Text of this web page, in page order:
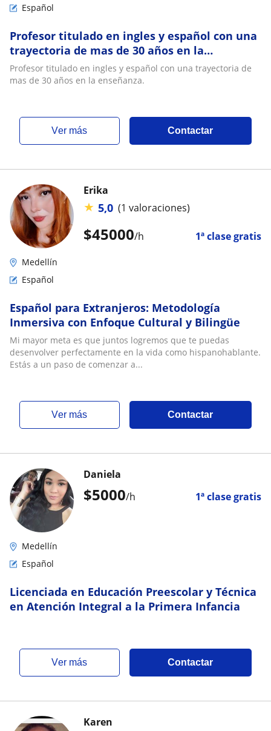
Español
Profesor titulado en ingles y español con una
trayectoria de mas de 30 años en la
enseñanza
Profesor titulado en ingles y español con una trayectoria de
mas de 30 años en la enseñanza.
ver más Contactar
$45000/h 1ª clase gratis
Erika
★ 5,0 (1 valoraciones)
Medellín
Español
Español para Extranjeros: Metodología
Inmersiva con Enfoque Cultural y Bilingüe
Mi mayor meta es que juntos logremos que te puedas
desenvolver perfectamente en la vida como hispanohablante.
Estás a un paso de comenzar a...
ver más Contactar
$5000/h 1ª clase gratis
Daniela
Medellín
Español
Licenciada en Educación Preescolar y Técnica
en Atención Integral a la Primera Infancia
ver más Contactar
Karen